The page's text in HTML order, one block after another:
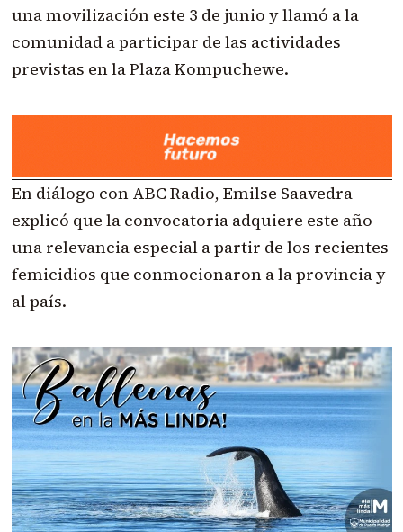
una movilización este 3 de junio y llamó a la
comunidad a participar de las actividades
previstas en la Plaza Kompuchewe.
En diálogo con ABC Radio, Emilse Saavedra
explicó que la convocatoria adquiere este año
una relevancia especial a partir de los recientes
femicidios que conmocionaron a la provincia y
al país.